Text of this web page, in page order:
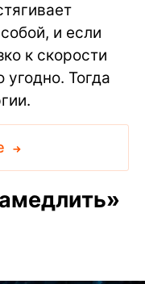
и если
к скорости
Тогда